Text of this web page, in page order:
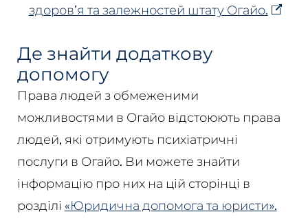
здоров’я та залежностей штату Огайо.
Де знайти додаткову
допомогу
Права людей з обмеженими
можливостями в Огайо відстоюють права
людей, які отримують психіатричні
послуги в Огайо. Ви можете знайти
інформацію про них на цій сторінці в
розділі «Юридична допомога та юристи».